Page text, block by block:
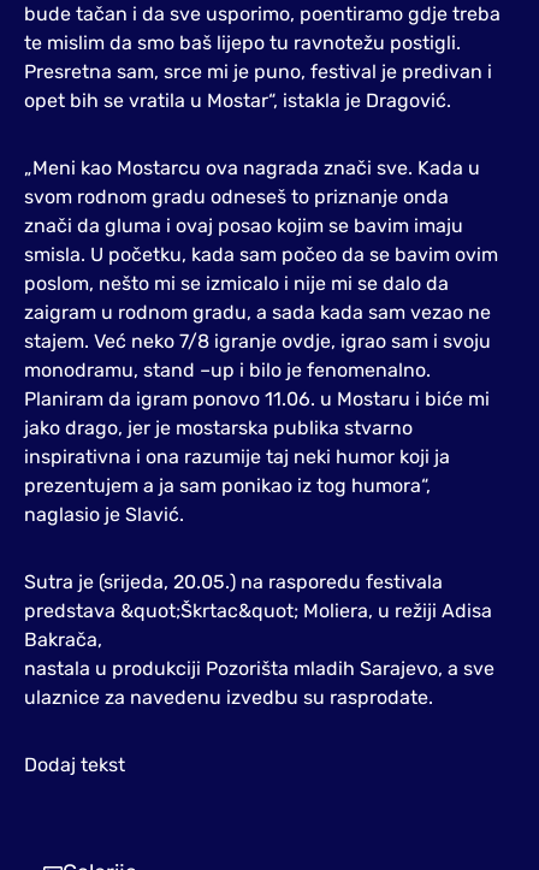
bude tačan i da sve usporimo, poentiramo gdje treba
te mislim da smo baš lijepo tu ravnotežu postigli.
Presretna sam, srce mi je puno, festival je predivan i
opet bih se vratila u Mostar“, istakla je Dragović.
„Meni kao Mostarcu ova nagrada znači sve. Kada u
svom rodnom gradu odneseš to priznanje onda
znači da gluma i ovaj posao kojim se bavim imaju
smisla. U početku, kada sam počeo da se bavim ovim
poslom, nešto mi se izmicalo i nije mi se dalo da
zaigram u rodnom gradu, a sada kada sam vezao ne
stajem. Već neko 7/8 igranje ovdje, igrao sam i svoju
monodramu, stand –up i bilo je fenomenalno.
Planiram da igram ponovo 11.06. u Mostaru i biće mi
jako drago, jer je mostarska publika stvarno
inspirativna i ona razumije taj neki humor koji ja
prezentujem a ja sam ponikao iz tog humora“,
naglasio je Slavić.
Sutra je (srijeda, 20.05.) na rasporedu festivala
predstava &quot;Škrtac&quot; Moliera, u režiji Adisa
Bakrača,
nastala u produkciji Pozorišta mladih Sarajevo, a sve
ulaznice za navedenu izvedbu su rasprodate.
Dodaj tekst